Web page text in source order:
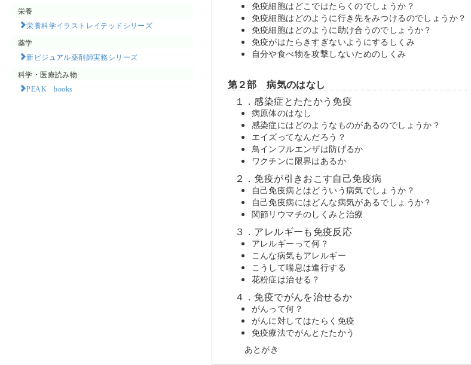
栄養
栄養科学イラストレイテッドシリーズ
薬学
新ビジュアル薬剤師実務シリーズ
科学・医療読み物
PEAK books​
免疫細胞はどこではたらくのでしょうか？
免疫細胞はどのように行き先をみつけるのでしょうか？
免疫細胞はどのように助け合うのでしょうか？
免疫がはたらきすぎないようにするしくみ
自分や食べ物を攻撃しないためのしくみ
第２部 病気のはなし
１．感染症とたたかう免疫
病原体のはなし
感染症にはどのようなものがあるのでしょうか？
エイズってなんだろう？
鳥インフルエンザは防げるか
ワクチンに限界はあるか
２．免疫が引きおこす自己免疫病
自己免疫病とはどういう病気でしょうか？
自己免疫病にはどんな病気があるでしょうか？
関節リウマチのしくみと治療
３．アレルギーも免疫反応
アレルギーって何？
こんな病気もアレルギー
こうして喘息は進行する
花粉症は治せる？
４．免疫でがんを治せるか
がんって何？
がんに対してはたらく免疫
免疫療法でがんとたたかう
あとがき